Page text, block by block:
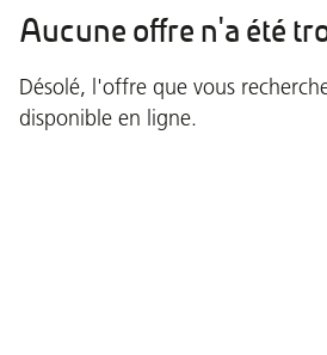
Aucune offre n'a été
Désolé, l'offre que vous
disponible en ligne.